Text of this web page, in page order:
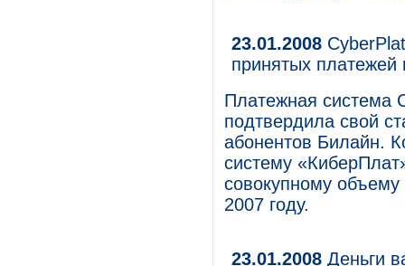
23.01.2008
принятых платежей
Платежная система
подтвердила свой
абонентов Билайн.
систему
совокупному
2007 году.
23.01.2008 Деньги